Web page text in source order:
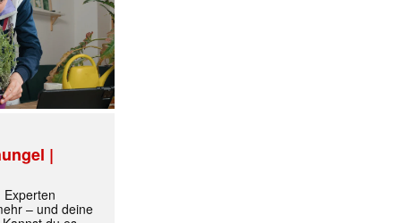
|
Experten
– und deine